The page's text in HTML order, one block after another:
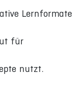
Lernformate
für
nutzt.